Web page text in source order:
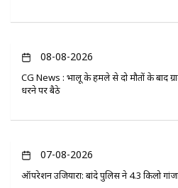
08-08-2026
CG News : भालू के हमले से दो मौतों के बाद
धरने पर बैठे
07-08-2026
ऑपरेशन उजियारा: बांदे पुलिस ने 4.3 किलो